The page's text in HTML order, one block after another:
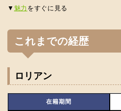
▼ 魅力 をすぐに見る
これまでの経歴
ロリアン
在籍期間